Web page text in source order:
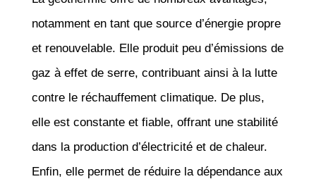
notamment en tant que source d’énergie propre
et renouvelable. Elle produit peu d’émissions de
gaz à effet de serre, contribuant ainsi à la lutte
contre le réchauffement climatique. De plus,
elle est constante et fiable, offrant une stabilité
dans la production d’électricité et de chaleur.
Enfin, elle permet de réduire la dépendance aux